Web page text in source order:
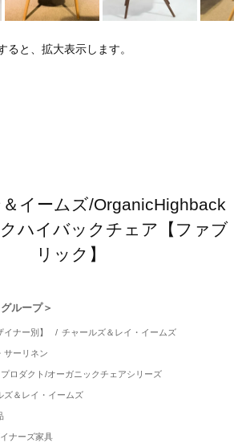
と、拡大表示します。
イームズ/OrganicHighback
ハイバックチェア【ファブ
リック】
ループ＞
ナー別】 / チャールズ＆レイ・イームズ
サーリネン
ロダクト/オーガニックチェアシリーズ
ズ＆レイ・イームズ
ナーズ家具